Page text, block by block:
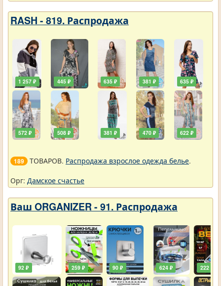
RASH - 819. Распродажа
1 257 ₽
572 ₽
445 ₽
508 ₽
635 ₽
381 ₽
381 ₽
470 ₽
635 ₽
622 ₽
189 ТОВАРОВ. Распродажа взрослое одежда белье.
Орг: Дамское счастье
Ваш ORGANIZER - 91. Распродажа
92 ₽ 259 ₽ 90 ₽ 624 ₽ 222 ₽